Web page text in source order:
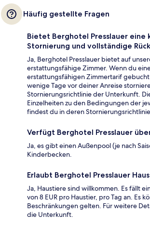
Häufig gestellte Fragen
Bietet Berghotel Presslauer eine
Stornierung und vollständige
Ja, Berghotel Presslauer bietet auf
erstattungsfähige Zimmer. Wenn du
erstattungsfähigen Zimmertarif gebucht
wenige Tage vor deiner Anreise
Stornierungsrichtlinie der Unterkunft.
Einzelheiten zu den Bedingungen der
findest du in deren
Verfügt Berghotel Presslauer
Ja, es gibt einen Außenpool (je nach
Kinderbecken.
Erlaubt Berghotel Presslauer
Ja, Haustiere sind willkommen. Es fällt
von 8 EUR pro Haustier, pro Tag an. Es
Beschränkungen gelten. Für weitere
die Unterkunft.